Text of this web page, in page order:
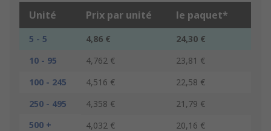
Unité Prix par unité le paquet*
5 - 5 4,86 €
24,30 €
10 - 95
4,762 €
23,81 €
100 - 245
4,516 €
22,58 €
250 - 495
4,358 €
21,79 €
500 +
4,032 € 20,16 €